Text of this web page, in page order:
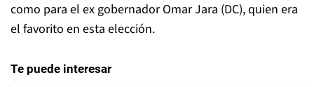
como para el ex gobernador Omar Jara (DC), quien era
el favorito en esta elección.
Te puede interesar